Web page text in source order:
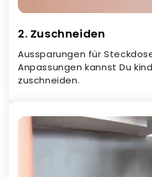
2. Zuschneiden
Aussparungen für
Anpassungen kannst Du
zuschneiden.